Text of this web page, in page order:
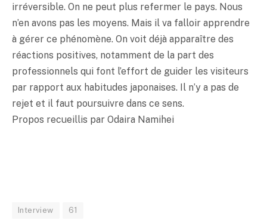
irréversible. On ne peut plus refermer le pays. Nous
n’en avons pas les moyens. Mais il va falloir apprendre
à gérer ce phénomène. On voit déjà apparaître des
réactions positives, notamment de la part des
professionnels qui font l’effort de guider les visiteurs
par rapport aux habitudes japonaises. Il n’y a pas de
rejet et il faut poursuivre dans ce sens.
Propos recueillis par Odaira Namihei
Interview 61